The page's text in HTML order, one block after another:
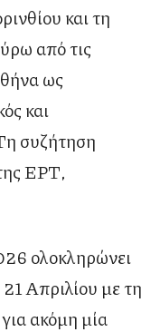
και τη
από τις
ως
και
συζήτηση
ΕΡΤ,
ολοκληρώνει
Απριλίου με τη
ακόμη μία